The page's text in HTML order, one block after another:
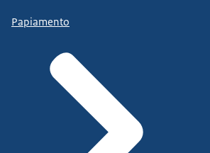
Papiamento